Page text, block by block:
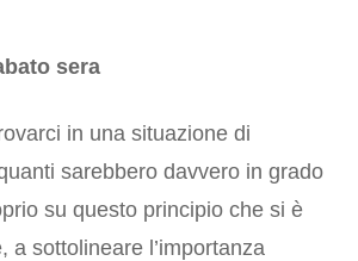
sera
in una situazione di
sarebbero davvero in grado
su questo principio che si è
a sottolineare l’importanza